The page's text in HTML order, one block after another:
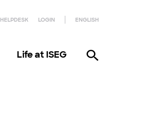
HELPDESK LOGIN ENGLISH
Life at ISEG